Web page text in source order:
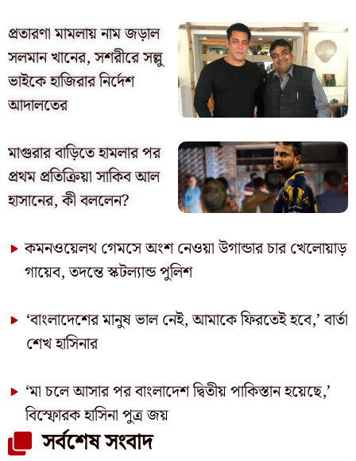
প্রতারণা মামলায় নাম জড়াল
সলমান খানের, সশরীরে সল্লু
ভাইকে হাজিরার নির্দেশ
আদালতের
মাগুরার বাড়িতে হামলার পর
প্রথম প্রতিক্রিয়া সাকিব আল
হাসানের, কী বললেন?
কমনওয়েলথ গেমসে অংশ নেওয়া উগান্ডার চার খেলোয়াড়
গায়েব, তদন্তে স্কটল্যান্ড পুলিশ
‘বাংলাদেশের মানুষ ভাল নেই, আমাকে ফিরতেই হবে,’ বার্তা
শেখ হাসিনার
‘মা চলে আসার পর বাংলাদেশ দ্বিতীয় পাকিস্তান হয়েছে,’
বিস্ফোরক হাসিনা পুত্র জয়
সর্বশেষ সংবাদ